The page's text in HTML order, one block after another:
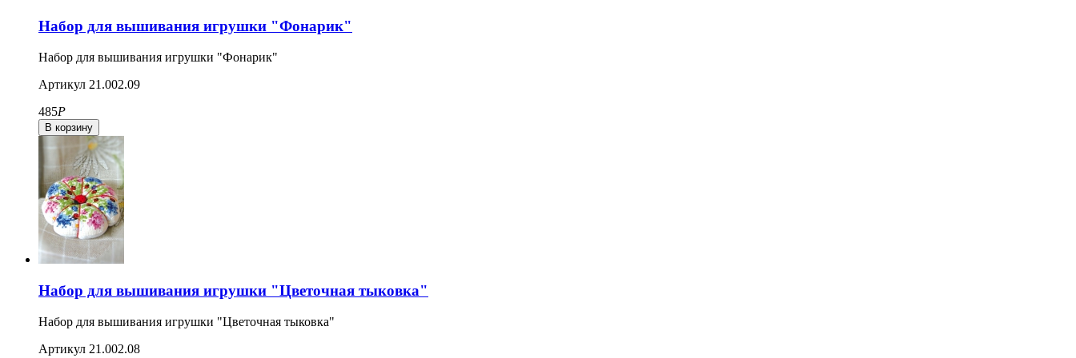
Набор для вышивания игрушки "Фонарик"
Набор для вышивания игрушки "Фонарик"
Артикул 21.002.09
485Р
Набор для вышивания игрушки "Цветочная тыковка"
Набор для вышивания игрушки "Цветочная тыковка"
Артикул 21.002.08